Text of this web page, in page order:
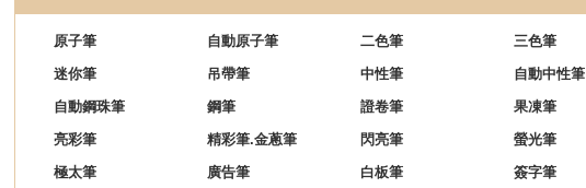
原子筆 自動原子筆 二色筆 三色筆
迷你筆
吊帶筆 中性筆 自動中性筆
自動鋼珠筆
鋼筆 證卷筆 果凍筆
亮彩筆
精彩筆.金蔥筆 閃亮筆 螢光筆
極太筆
廣告筆 白板筆 簽字筆